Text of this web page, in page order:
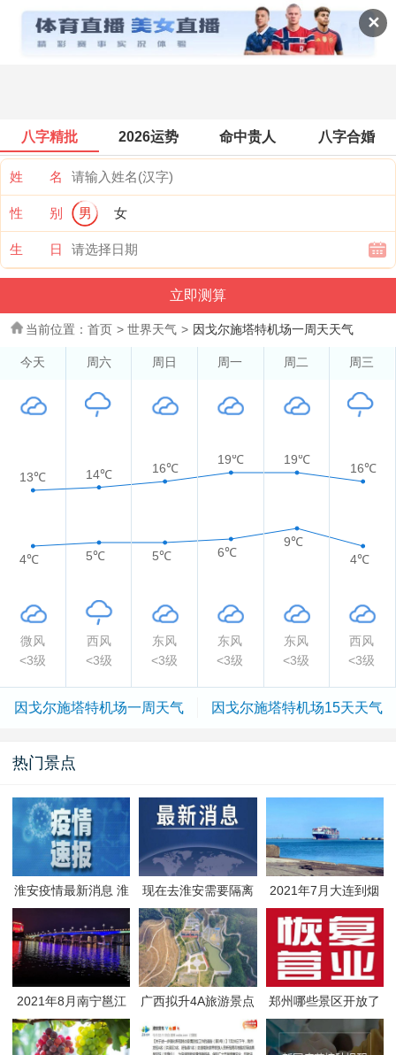
✕
世界天气
八字精批 2026运势 命中贵人 八字合婚
姓 名
性 别 男 女
生 日
当前位置： 首页 > 世界天气 > 因戈尔施塔特机场一周天天气
今天 周六 周日 周一 周二 周三
13℃ 14℃ 16℃
19℃ 19℃
16℃
4℃ 5℃ 5℃ 6℃
9℃
4℃
微风 西风 东风 东风 东风
西风
<3级
<3级 <3级 <3级 <3级 <3级
因戈尔施塔特机场一周天气 因戈尔施塔特机场15天天气
热门景点
淮安疫情最新消息 淮
安疫情防控政策
现在去淮安需要隔离
吗 淮安最新隔离政策
2021年7月大连到烟
台航线因台风停航
2021年8月南宁邕江
夜游活动
广西拟升4A旅游景点
郑州哪些景区开放了
郑州景区什么时候恢
复开放